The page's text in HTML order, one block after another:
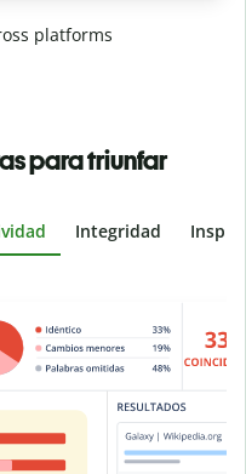
platforms
para triunfar
Integridad